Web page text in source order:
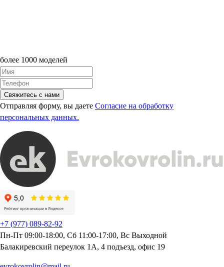
более 1000 моделей
Свяжитесь с нами
Отправляя форму, вы даете Согласие на обработку
персональных данных.
+7 (977) 089-82-92
Пн-Пт 09:00-18:00, Сб 11:00-17:00, Вс Выходной
Балакиревский переулок 1А, 4 подъезд, офис 19